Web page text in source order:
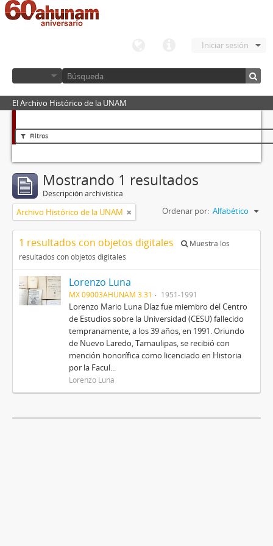
Iniciar sesión
El Archivo Histórico de la UNAM
Filtros
Mostrando 1 resultados
Descripción archivística
Archivo Histórico de la UNAM Ordenar por: Alfabético
1 resultados con objetos digitales
Muestra los
resultados con objetos digitales
Lorenzo Luna
MX 09003AHUNAM 3.31 1951-1991
Lorenzo Mario Luna Díaz fue miembro del Centro
de Estudios sobre la Universidad (CESU) fallecido
tempranamente, a los 39 años, en 1991. Oriundo
de Nuevo Laredo, Tamaulipas, se recibió con
mención honorífica como licenciado en Historia
por la Facul...
Lorenzo Luna